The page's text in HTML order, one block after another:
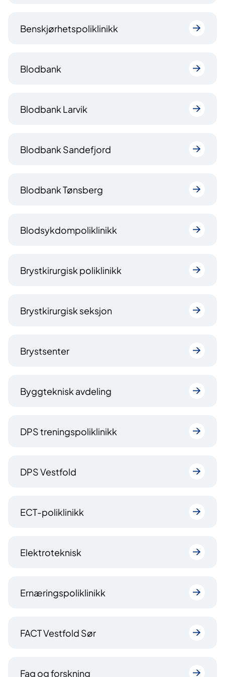
Benskjørhetspoliklinikk
Blodbank
Blodbank Larvik
Blodbank Sandefjord
Blodbank Tønsberg
Blodsykdompoliklinikk
Brystkirurgisk poliklinikk
Brystkirurgisk seksjon
Brystsenter
Byggteknisk avdeling
DPS treningspoliklinikk
DPS Vestfold
ECT-poliklinikk
Elektroteknisk
Ernæringspoliklinikk
FACT Vestfold Sør
Fag og forskning